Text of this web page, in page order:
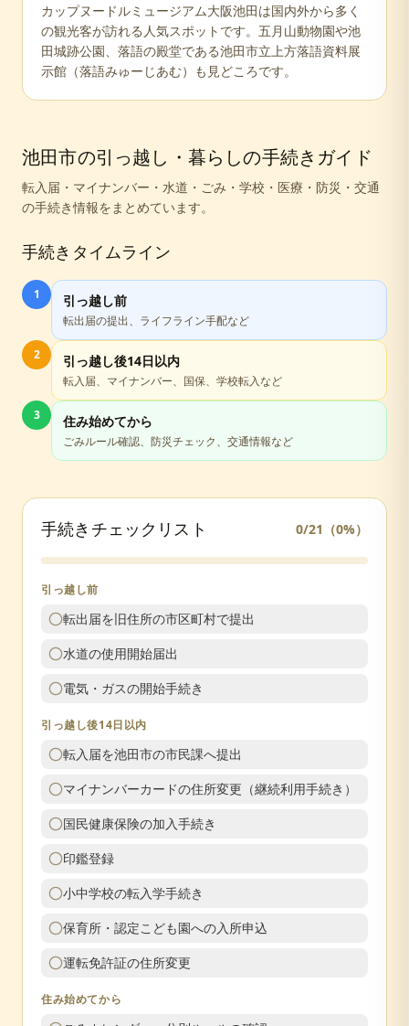
カップヌードルミュージアム大阪池田は国内外から多く
の観光客が訪れる人気スポットです。五月山動物園や池
田城跡公園、落語の殿堂である池田市立上方落語資料展
示館（落語みゅーじあむ）も見どころです。
池田市の引っ越し・暮らしの手続きガイド
転入届・マイナンバー・水道・ごみ・学校・医療・防災・交通
の手続き情報をまとめています。
手続きタイムライン
1 引っ越し前
転出届の提出、ライフライン手配など
2 引っ越し後14日以内
転入届、マイナンバー、国保、学校転入など
3 住み始めてから
ごみルール確認、防災チェック、交通情報など
手続きチェックリスト 0/21 （0%）
引っ越し前
転出届を旧住所の市区町村で提出
水道の使用開始届出
電気・ガスの開始手続き
引っ越し後14日以内
転入届を池田市の市民課へ提出
マイナンバーカードの住所変更（継続利用手続き）
国民健康保険の加入手続き
印鑑登録
小中学校の転入学手続き
保育所・認定こども園への入所申込
運転免許証の住所変更
住み始めてから